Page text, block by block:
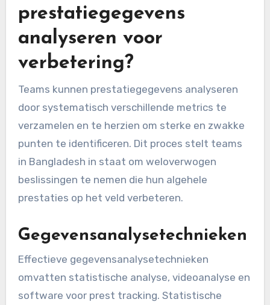
prestatiegegevens
analyseren voor
verbetering?
Teams kunnen prestatiegegevens analyseren
door systematisch verschillende metrics te
verzamelen en te herzien om sterke en zwakke
punten te identificeren. Dit proces stelt teams
in Bangladesh in staat om weloverwogen
beslissingen te nemen die hun algehele
prestaties op het veld verbeteren.
Gegevensanalysetechnieken
Effectieve gegevensanalysetechnieken
omvatten statistische analyse, videoanalyse en
software voor prest tracking. Statistische